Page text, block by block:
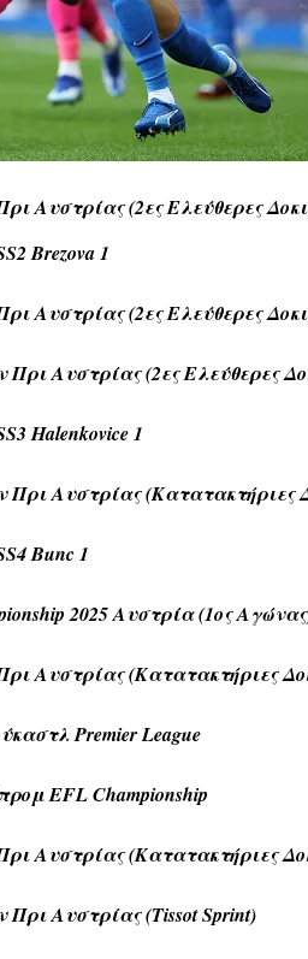
Αυστρίας (2ες Ελεύθερες
Brezova 1
Αυστρίας (2ες Ελεύθερες
Πρι Αυστρίας (2ες Ελεύθερες
Halenkovice 1
Πρι Αυστρίας (Κατατακτήριες
Bunc 1
2025 Αυστρία (1ος
Αυστρίας (Κατατακτήριες
Premier League
EFL Championship
Αυστρίας (Κατατακτήριες
Πρι Αυστρίας (Tissot Sprint)